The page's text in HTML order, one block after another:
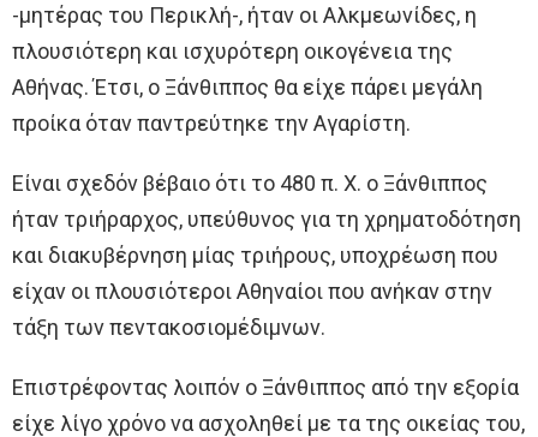
-μητέρας του Περικλή-, ήταν οι Αλκμεωνίδες, η
πλουσιότερη και ισχυρότερη οικογένεια της
Αθήνας. Έτσι, ο Ξάνθιππος θα είχε πάρει μεγάλη
προίκα όταν παντρεύτηκε την Αγαρίστη.
Είναι σχεδόν βέβαιο ότι το 480 π. Χ. ο Ξάνθιππος
ήταν τριήραρχος, υπεύθυνος για τη χρηματοδότηση
και διακυβέρνηση μίας τριήρους, υποχρέωση που
είχαν οι πλουσιότεροι Αθηναίοι που ανήκαν στην
τάξη των πεντακοσιομέδιμνων.
Επιστρέφοντας λοιπόν ο Ξάνθιππος από την εξορία
είχε λίγο χρόνο να ασχοληθεί με τα της οικείας του,